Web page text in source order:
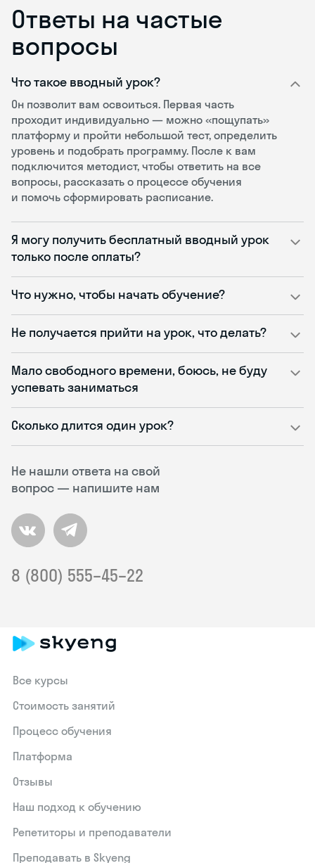
Ответы на частые
вопросы
Не нашли ответа на свой
вопрос — напишите нам
8 (800) 555–45–22
Что такое вводный урок?
Он позволит вам освоиться. Первая часть
проходит индивидуально — можно «пощупать»
платформу и пройти небольшой тест, определить
уровень и подобрать программу. После к вам
подключится методист, чтобы ответить на все
вопросы, рассказать о процессе обучения
и помочь сформировать расписание.
Я могу получить бесплатный вводный урок
только после оплаты?
Что нужно, чтобы начать обучение?
Не получается прийти на урок, что делать?
Мало свободного времени, боюсь, не буду
успевать заниматься
Сколько длится один урок?
Все курсы
Стоимость занятий
Процесс обучения
Платформа
Отзывы
Наш подход к обучению
Репетиторы и преподаватели
Преподавать в Skyeng